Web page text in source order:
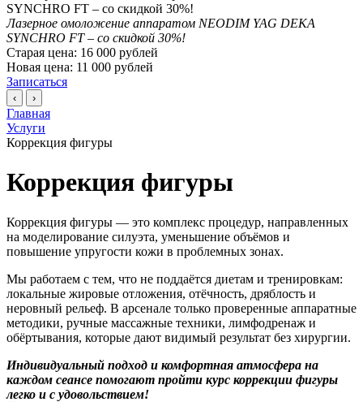
Лазерное омоложение аппаратом NEODIM YAG DEKA
SYNCHRO FT – со скидкой 30%!
Старая цена: 16 000 рублей
Новая цена: 11 000 рублей
Записаться
‹ ›
Главная
Услуги
Коррекция фигуры
Коррекция фигуры
Коррекция фигуры — это комплекс процедур, направленных
на моделирование силуэта, уменьшение объёмов и
повышение упругости кожи в проблемных зонах.
Мы работаем с тем, что не поддаётся диетам и тренировкам:
локальные жировые отложения, отёчность, дряблость и
неровный рельеф. В арсенале только проверенные аппаратные
методики, ручные массажные техники, лимфодренаж и
обёртывания, которые дают видимый результат без хирургии.
Индивидуальный подход и комфортная атмосфера на
каждом сеансе помогают пройти курс коррекции фигуры
легко и с удовольствием!